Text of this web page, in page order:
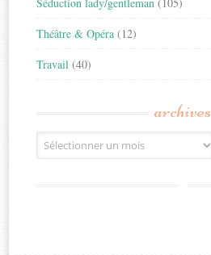
Théâtre & Opéra (12)
Travail (40)
archives
Archives